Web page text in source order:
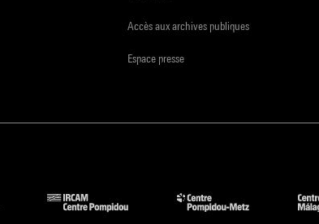
Accès aux archives publiques
Espace presse